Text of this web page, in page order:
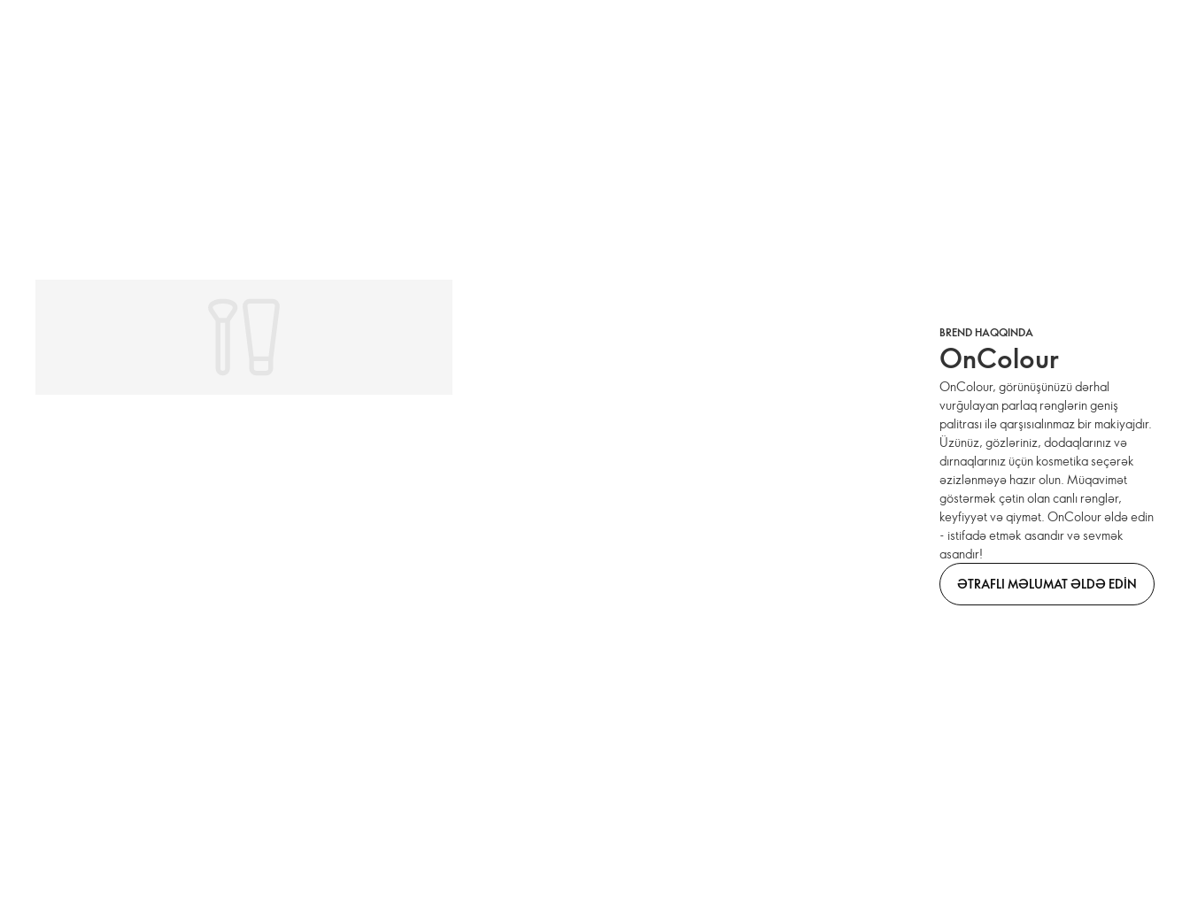
BREND HAQQINDA
OnColour
OnColour, görünüşünüzü dərhal
vurğulayan parlaq rənglərin geniş
palitrası ilə qarşısıalınmaz bir makiyajdır.
Üzünüz, gözləriniz, dodaqlarınız və
dırnaqlarınız üçün kosmetika seçərək
əzizlənməyə hazır olun. Müqavimət
göstərmək çətin olan canlı rənglər,
keyfiyyət və qiymət. OnColour əldə edin
- istifadə etmək asandır və sevmək
asandır!
ƏTRAFLI MƏLUMAT ƏLDƏ EDIN